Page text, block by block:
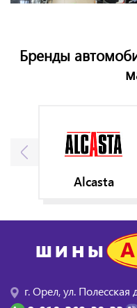
Бренды
Alcasta
ШИНЫ
г. Орел, ул. Полесская